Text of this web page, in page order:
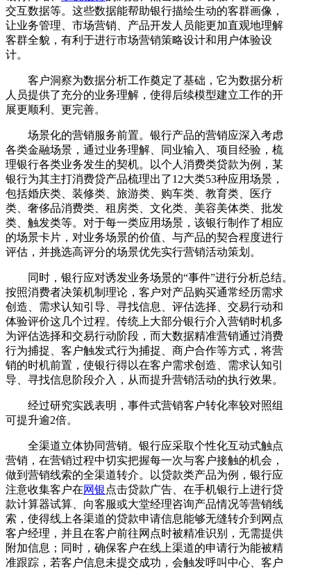
交互数据等。这些数据能帮助银行描绘生动的客群画像，
让业务管理、市场营销、产品开发人员能更加直观地理解
客群全貌，有利于进行市场营销策略设计和用户体验设
计。
客户洞察为数据分析工作奠定了基础，它为数据分析
人员提供了充分的业务理解，使得后续模型建立工作的开
展更顺利、更完善。
场景化的营销服务前置。银行产品的营销应深入考虑
各类金融场景，通过业务理解、同业输入、项目经验，梳
理银行各类业务发生的契机。以个人消费类贷款为例，某
银行为其主打消费贷产品梳理出了12大类53种应用场景，
包括婚庆类、装修类、旅游类、购车类、教育类、医疗
类、奢侈品消费类、租房类、文化类、美容美体类、批发
类、触发类等。对于每一类应用场景，该银行制作了相应
的场景卡片，对业务场景的价值、与产品的契合程度进行
评估，并挑选高评分的场景优先实行营销活动策划。
同时，银行应对诱发业务场景的“事件”进行分析总结。
按照消费者决策机制理论，客户对产品购买通常经历需求
创造、需求认知引导、寻找信息、评估选择、交易行动和
体验评价这几个过程。传统上大部分银行介入营销时机多
为评估选择和交易行动阶段，而大数据精准营销通过消费
行为捕捉、客户触发式行为捕捉、商户合作等方式，将营
销的时机前置，使银行得以在客户需求创造、需求认知引
导、寻找信息阶段介入，从而提升营销活动的执行效果。
经过研究实践表明，事件式营销客户转化率较对照组
可提升逾2倍。
全渠道立体协同营销。银行应采取个性化互动式触点
营销，在营销过程中切实把握每一次与客户接触的机会，
做到营销线索的全渠道转介。以贷款类产品为例，银行应
注意收集客户在网银 点击贷款广告、在手机银行上进行贷
款计算器试算、向客服或大堂经理咨询产品情况等营销线
索，使得线上各渠道的贷款申请信息能够无缝转介到网点
客户经理，并且在客户前往网点时被精准识别，无需提供
附加信息；同时，确保客户在线上渠道的申请行为能被精
准跟踪，若客户信息未提交成功，会触发呼叫中心、客户